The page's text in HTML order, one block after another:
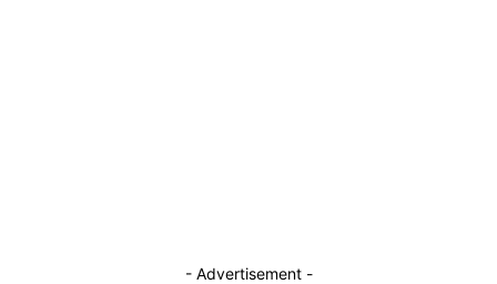
- Advertisement -